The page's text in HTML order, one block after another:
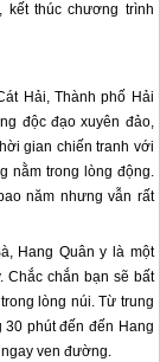
kết thúc chương trình
Hải, Thành phố Hải
độc đạo xuyên đảo,
gian chiến tranh với
nằm trong lòng động.
năm nhưng vẫn rất
, Hang Quân y là một
Chắc chắn bạn sẽ bất
lòng núi. Từ trung
phút đến đến Hang
ven đường.